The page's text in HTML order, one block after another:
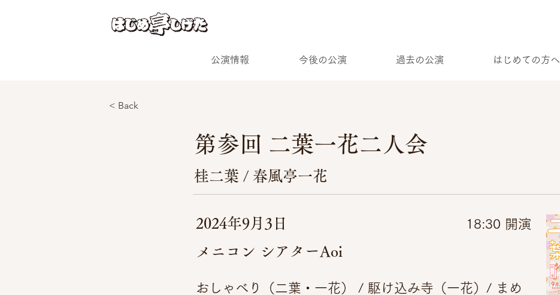
公演情報 今後の公演 過去の公演 はじめての方へ
< Back
第参回 二葉一花二人会
桂二葉 / 春風亭一花
2024年9月3日 18:30 開演
メニコン シアターAoi
おしゃべり（二葉・一花） / 駆け込み寺（一花）/ まめ